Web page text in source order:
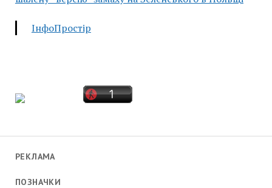
ІнфоПростір
РЕКЛАМА
ПОЗНАЧКИ